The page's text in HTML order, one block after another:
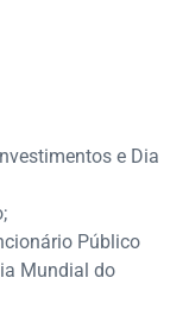
e Dia
Público
Mundial do